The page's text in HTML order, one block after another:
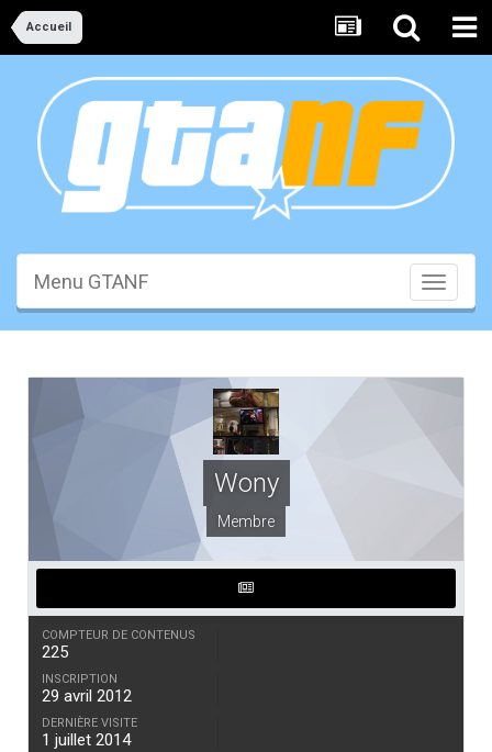
Accueil
Toggle
Menu GTANF
Wony
Membre
COMPTEUR DE CONTENUS
225
INSCRIPTION
29 avril 2012
DERNIÈRE VISITE
1 juillet 2014